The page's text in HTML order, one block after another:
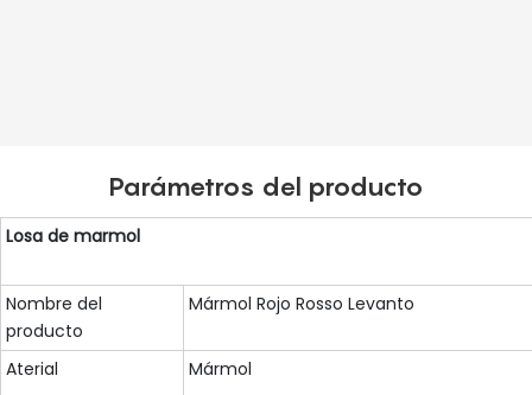
Parámetros del producto
Losa de marmol
Nombre del
producto
Mármol Rojo Rosso Levanto
Aterial Mármol